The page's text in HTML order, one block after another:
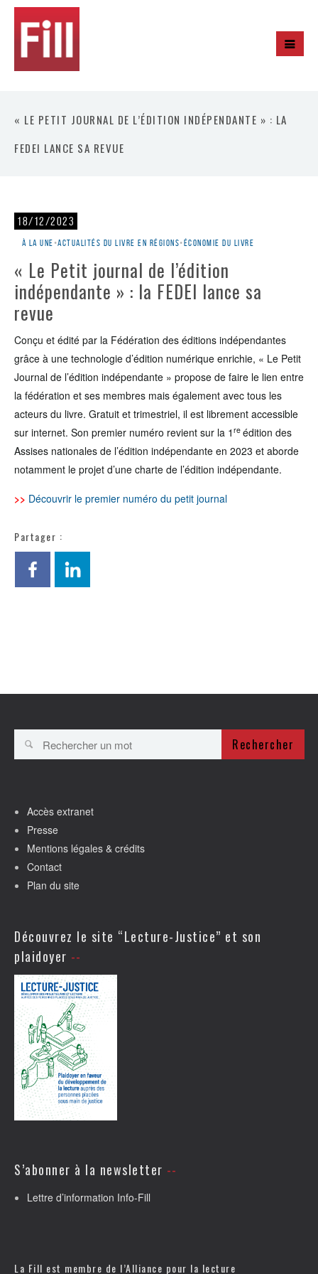
« LE PETIT JOURNAL DE L’ÉDITION INDÉPENDANTE » : LA
FEDEI LANCE SA REVUE
18/12/2023
À la une •Actualités du livre en régions•Économie du livre
« Le Petit journal de l’édition
indépendante » : la FEDEI lance sa
revue
Conçu et édité par la Fédération des éditions indépendantes
grâce à une technologie d’édition numérique enrichie, « Le Petit
Journal de l’édition indépendante » propose de faire le lien entre
la fédération et ses membres mais également avec tous les
acteurs du livre. Gratuit et trimestriel, il est librement accessible
sur internet. Son premier numéro revient sur la 1 re édition des
Assises nationales de l’édition indépendante en 2023 et aborde
notamment le projet d’une charte de l’édition indépendante.
>> Découvrir le premier numéro du petit journal
Partager :
Rechercher
Accès extranet
Presse
Mentions légales & crédits
Contact
Plan du site
Découvrez le site “Lecture-Justice” et son
plaidoyer
S’abonner à la newsletter
Lettre d’information Info-Fill
La Fill est membre de l’Alliance pour la lecture